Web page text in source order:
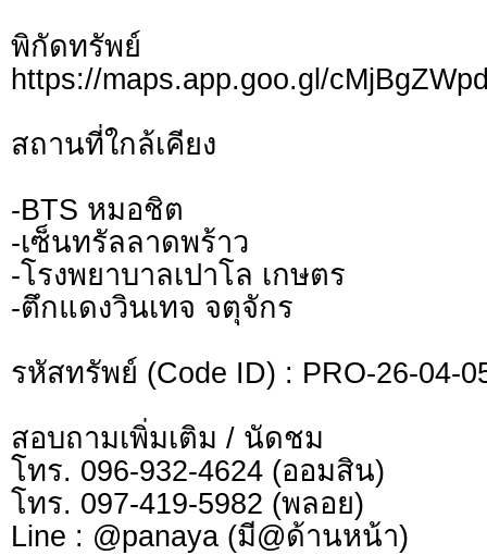
พิกัดทรั
https://maps.app.goo.gl/
สถานที่ใกล้เคียง
-BTS หมอชิต
-เซ็นทรัลลาดพร้าว
-โรงพยาบาลเปาโล เกษตร
-ตึกแดงวินเทจ จตุจักร
รหัสทรัพย์ (Code ID) : PRO-26-04-
สอบถามเพิ่มเติม / นัดชม
โทร. 096-932-4624 (ออมสิน)
โทร. 097-419-5982 (พลอย)
Line : @panaya (มี@ด้านหน้า)